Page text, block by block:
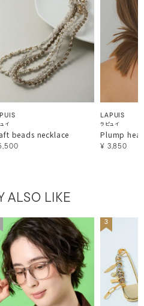
イ
beads necklace
LAPUIS
ラピュイ
Plump
¥ 3,850
ALSO LIKE
3